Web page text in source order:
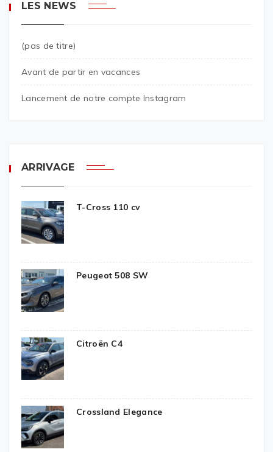
LES NEWS
(pas de titre)
Avant de partir en vacances
Lancement de notre compte Instagram
ARRIVAGE
T-Cross 110 cv
Peugeot 508 SW
Citroën C4
Crossland Elegance